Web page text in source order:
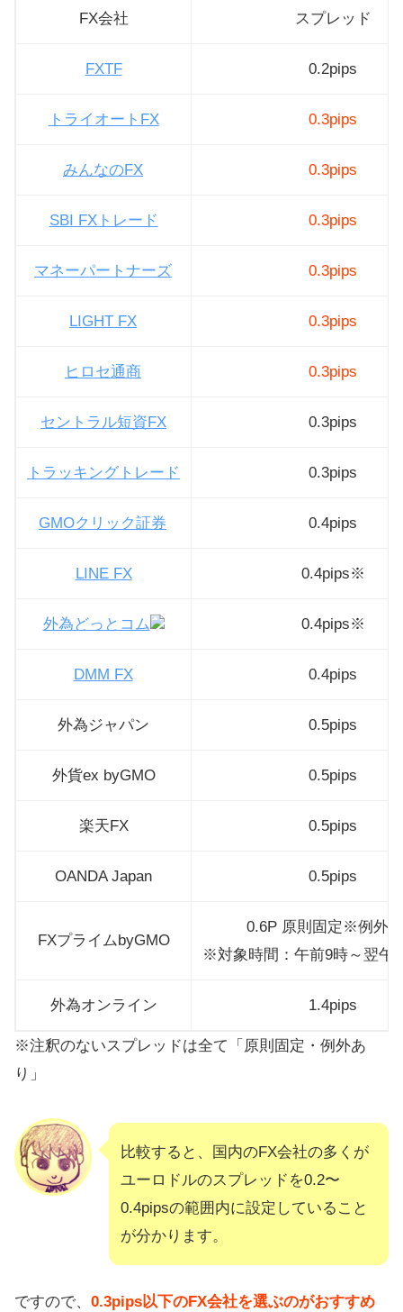
FX会社 スプレッド
FXTF 0.2pips
トライオートFX 0.3pips
みんなのFX 0.3pips
SBI FXトレード 0.3pips
マネーパートナーズ 0.3pips
LIGHT FX 0.3pips
ヒロセ通商 0.3pips
セントラル短資FX 0.3pips
トラッキングトレード 0.3pips
GMOクリック証券 0.4pips
LINE FX 0.4pips※
外為どっとコム 0.4pips※
DMM FX 0.4pips
外為ジャパン 0.5pips
外貨ex byGMO 0.5pips
楽天FX 0.5pips
OANDA Japan 0.5pips
FXプライムbyGMO
0.6P 原則固定※例外
※対象時間：午前9時～翌午
外為オンライン 1.4pips
※注釈のないスプレッドは全て「原則固定・例外あ
り」
比較すると、国内のFX会社の多くが
ユーロドルのスプレッドを0.2〜
0.4pipsの範囲内に設定していること
が分かります。
ですので、 0.3pips以下のFX会社を選ぶのがおすすめ